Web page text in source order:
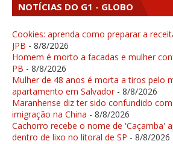
NOTÍCIAS DO G1 - GLOBO
Cookies: aprenda como preparar a
JPB - 8/8/2026
Homem é morto a facadas e mulher
PB - 8/8/2026
Mulher de 48 anos é morta a tiros pelo
apartamento em Salvador - 8/8/2026
Maranhense diz ter sido confundido
imigração na China - 8/8/2026
Cachorro recebe o nome de 'Caçamba'
dentro de lixo no litoral de SP - 8/8/2026